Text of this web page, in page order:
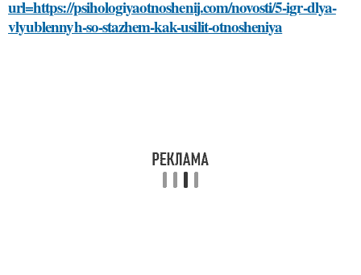
url=https://psihologiyaotnoshenij.com/novosti/5-igr-dlya-
vlyublennyh-so-stazhem-kak-usilit-otnosheniya